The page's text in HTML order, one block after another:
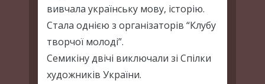
вивчала українську мову, історію.
Стала однією з організаторів “Клубу
творчої молоді”.
Семикіну двічі виключали зі Спілки
художників України.